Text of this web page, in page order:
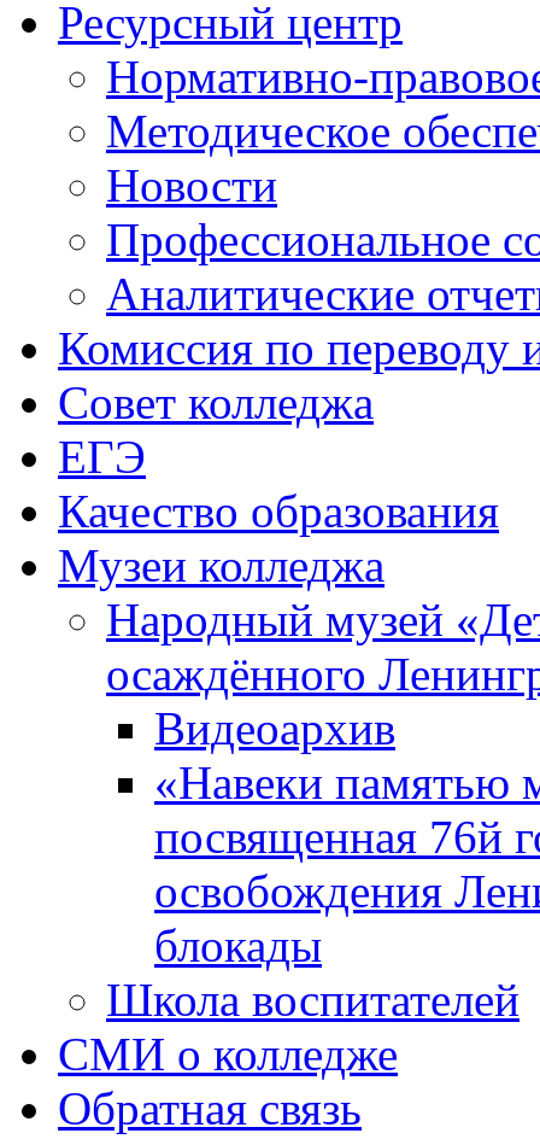
Ресурсный центр
Нормативно-
Методическое
Новости
Профессиональное
Аналитические
Комиссия по переводу
Совет колледжа
ЕГЭ
Качество образования
Музеи колледжа
Народный музей
осаждённого
Видеоархив
«Навеки памятью
посвященная 76й
освобождения
блокады
Школа воспитателей
СМИ о колледже
Обратная связь